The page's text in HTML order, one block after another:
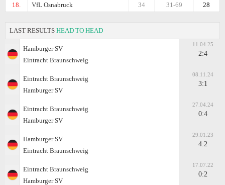
18.
VfL Osnabruck 28
31-69
34
LAST RESULTS HEAD TO HEAD
Hamburger SV
Eintracht Braunschweig
11.04.25
2:4
Eintracht Braunschweig
Hamburger SV
08.11.24
3:1
Eintracht Braunschweig
Hamburger SV
27.04.24
0:4
Hamburger SV
Eintracht Braunschweig
29.01.23
4:2
Eintracht Braunschweig
Hamburger SV
17.07.22
0:2